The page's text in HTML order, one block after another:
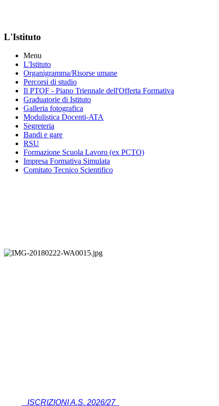
L'Istituto
Menu
L'Istituto
Organigramma/Risorse umane
Percorsi di studio
Il PTOF - Piano Triennale dell'Offerta Formativa
Graduatorie di Istituto
Galleria fotografica
Modulistica Docenti-ATA
Segreteria
Bandi e gare
RSU
Formazione Scuola Lavoro (ex PCTO)
Impresa Formativa Simulata
Comitato Tecnico Scientifico
ISCRIZIONI A.S. 2026/27